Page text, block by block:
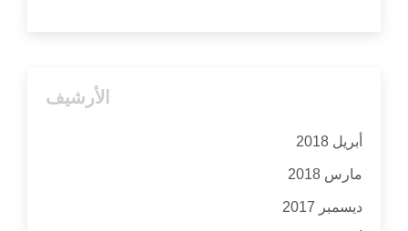
الأرشيف
أبريل 2018
مارس 2018
ديسمبر 2017